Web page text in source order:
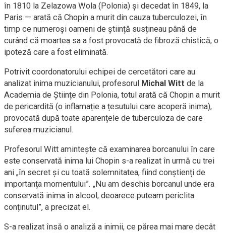
în 1810 la Zelazowa Wola (Polonia) și decedat în 1849, la
Paris — arată că Chopin a murit din cauza tuberculozei, în
timp ce numeroși oameni de știință susțineau până de
curând că moartea sa a fost provocată de fibroză chistică, o
ipoteză care a fost eliminată.
Potrivit coordonatorului echipei de cercetători care au
analizat inima muzicianului, profesorul Michal Witt de la
Academia de Științe din Polonia, totul arată că Chopin a murit
de pericardită (o inflamație a țesutului care acoperă inima),
provocată după toate aparențele de tuberculoza de care
suferea muzicianul.
Profesorul Witt amintește că examinarea borcanului în care
este conservată inima lui Chopin s-a realizat în urmă cu trei
ani „în secret și cu toată solemnitatea, fiind conștienți de
importanța momentului”. „Nu am deschis borcanul unde era
conservată inima în alcool, deoarece puteam periclita
conținutul”, a precizat el.
S-a realizat însă o analiză a inimii, ce părea mai mare decât